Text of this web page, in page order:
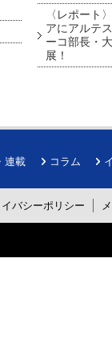
〈レポート
アにアルテ
ーコ部長・
展！
連載 コラム
バシーポリシー